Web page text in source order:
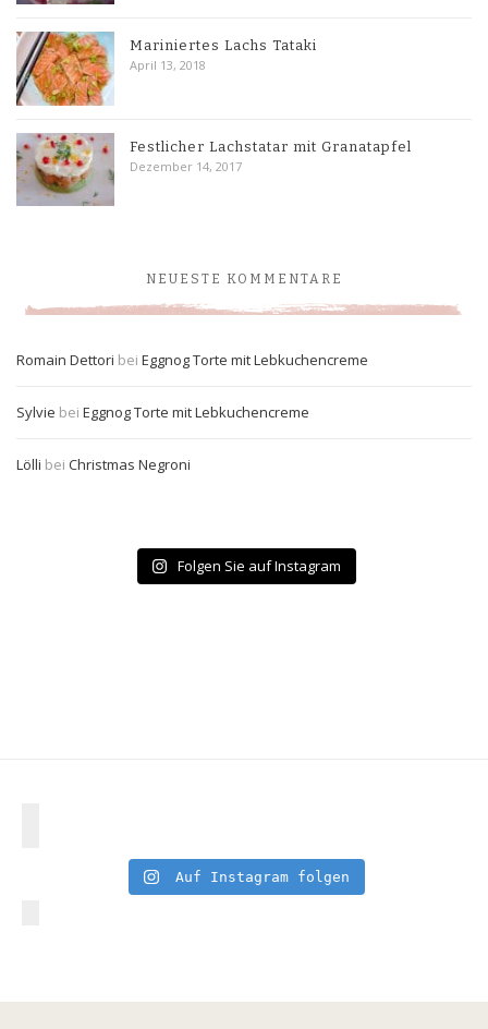
Mariniertes Lachs Tataki
April 13, 2018
Festlicher Lachstatar mit Granatapfel
Dezember 14, 2017
NEUESTE KOMMENTARE
Romain Dettori bei Eggnog Torte mit Lebkuchencreme
Sylvie bei Eggnog Torte mit Lebkuchencreme
Lölli bei Christmas Negroni
Folgen Sie auf Instagram
Auf Instagram folgen